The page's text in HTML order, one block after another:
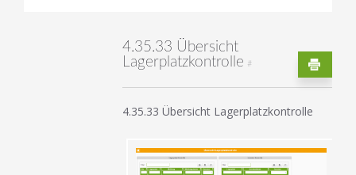
4.35.33 Übersicht
Lagerplatzkontrolle #
4.35.33 Übersicht Lagerplatzkontrolle